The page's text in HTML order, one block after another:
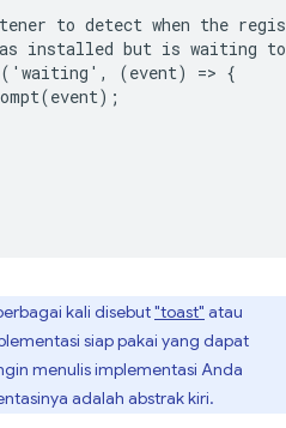
to detect when the
installed but is waiting
(event) => {
kali disebut"toast" atau
siap pakai yang dapat
menulis implementasi Anda
adalah abstrak kiri.